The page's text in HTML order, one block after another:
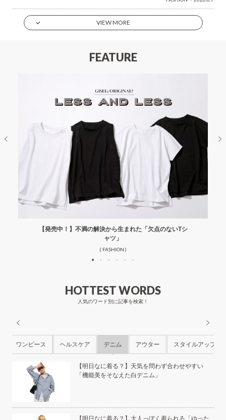
VIEW MORE
FEATURE
【発売中！】不満の解決から生まれた「欠点のないTシ
ャツ」
( FASHION )
HOTTEST WORDS
人気のワード別に記事を検索！
ワンピース ヘルスケア デニム アウター スタイルアップ
【明日なに着る？】天気を問わず合わせやすい
「機能美をそなえた白デニム」
【明日なに着る？】大人っぽく着られる「ゆった